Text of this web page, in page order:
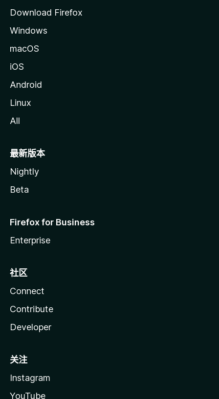
Download Firefox
Windows
macOS
iOS
Android
Linux
All
最新版本
Nightly
Beta
Firefox for Business
Enterprise
社区
Connect
Contribute
Developer
关注
Instagram
YouTube